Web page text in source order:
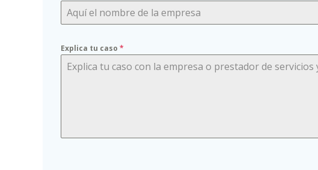
Explica tu caso *